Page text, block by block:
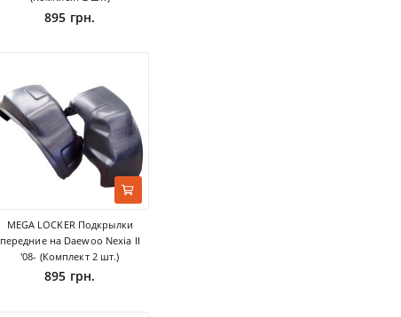
895 грн.
MEGA LOCKER Подкрылки
передние на Daewoo Nexia II
'08- (Комплект 2 шт.)
895 грн.